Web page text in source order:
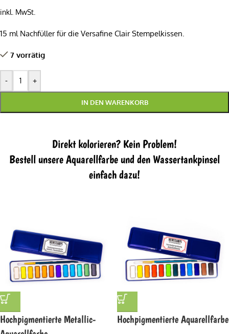
inkl. MwSt.
15 ml Nachfüller für die Versafine Clair Stempelkissen.
7 vorrätig
- +
IN DEN WARENKORB
Direkt kolorieren? Kein Problem!
Bestell unsere Aquarellfarbe und den Wassertankpinsel
einfach dazu!
Hochpigmentierte Metallic-
Hochpigmentierte Aquarellfarbe